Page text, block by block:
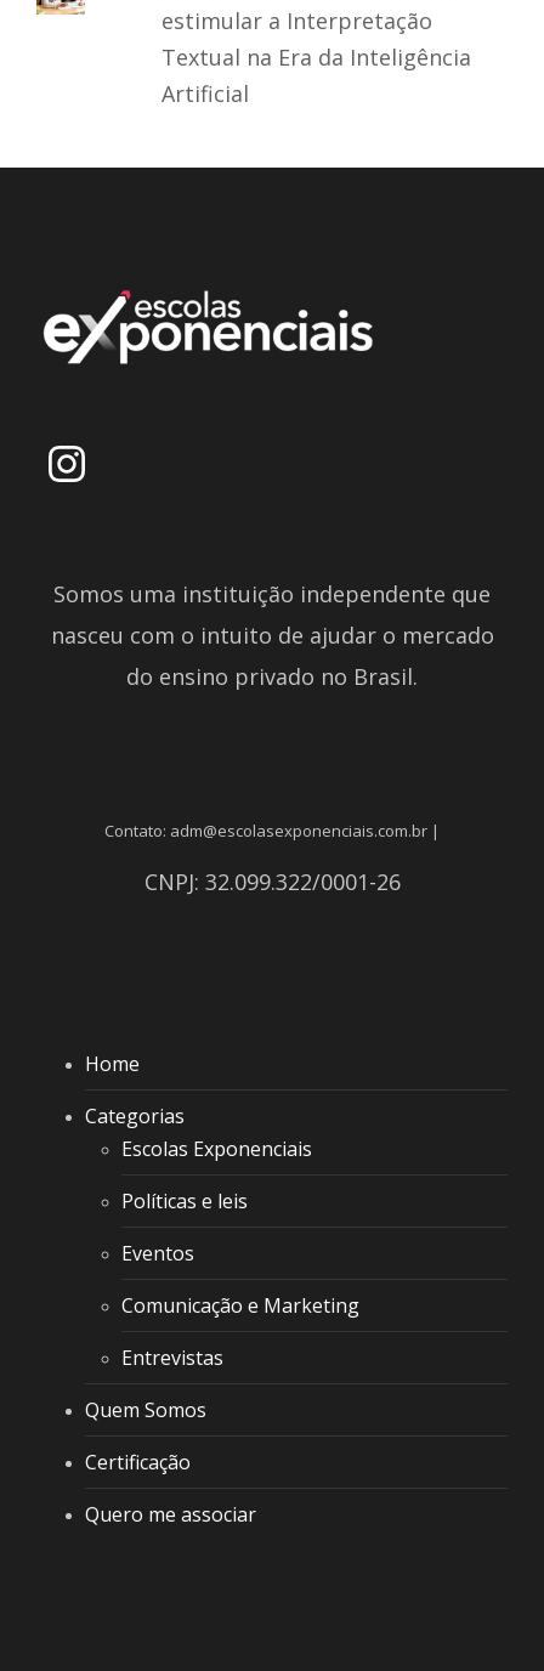
estimular a Interpretação
Textual na Era da Inteligência
Artificial
Somos uma instituição independente que
nasceu com o intuito de ajudar o mercado
do ensino privado no Brasil.
Contato: adm@escolasexponenciais.com.br |
CNPJ: 32.099.322/0001-26
Home
Categorias
Escolas Exponenciais
Políticas e leis
Eventos
Comunicação e Marketing
Entrevistas
Quem Somos
Certificação
Quero me associar